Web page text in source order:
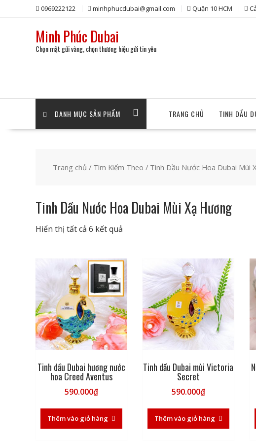
0969222122 minhphucdubai@gmail.com Quận 10 HCM
Minh Phúc Dubai
Chọn mặt gửi vàng, chọn thương hiệu gửi tin yêu
DANH MỤC SẢN PHẨM TRANG CHỦ TINH DẦU
Trang chủ / Tìm Kiếm Theo / Tinh Dầu Nước Hoa Dubai Mùi
Tinh Dầu Nước Hoa Dubai Mùi Xạ Hương
Hiển thị tất cả 6 kết quả
theo
mới
nhất
Tinh dầu Dubai hương nước
hoa Creed Aventus
590.000₫
Thêm vào giỏ hàng
Tinh dầu Dubai mùi Victoria
Secret
590.000₫
Thêm vào giỏ hàng